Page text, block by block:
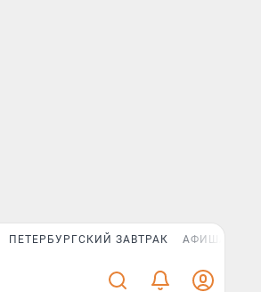
ПЕТЕРБУРГСКИЙ ЗАВТРАК АФИША PLUS